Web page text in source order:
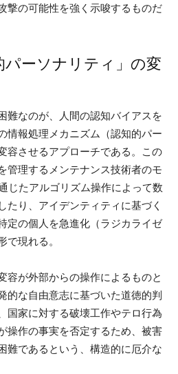
撃の可能性を強く示唆するものだ
パーソナリティ」の変
難なのが、人間の認知バイアスを
情報処理メカニズム（認知的パー
容させるアプローチである。この
管理するメンテナンス技術者のモ
じたアルゴリズム操作によって数
たり、アイデンティティに基づく
定の個人を急進化（ラジカライゼ
現れる。
容が外部からの操作によるものと
的な自由意志に基づいた道徳的判
国家に対する破壊工作やテロ行為
操作の事実を否定するため、被害
難であるという、構造的に厄介な